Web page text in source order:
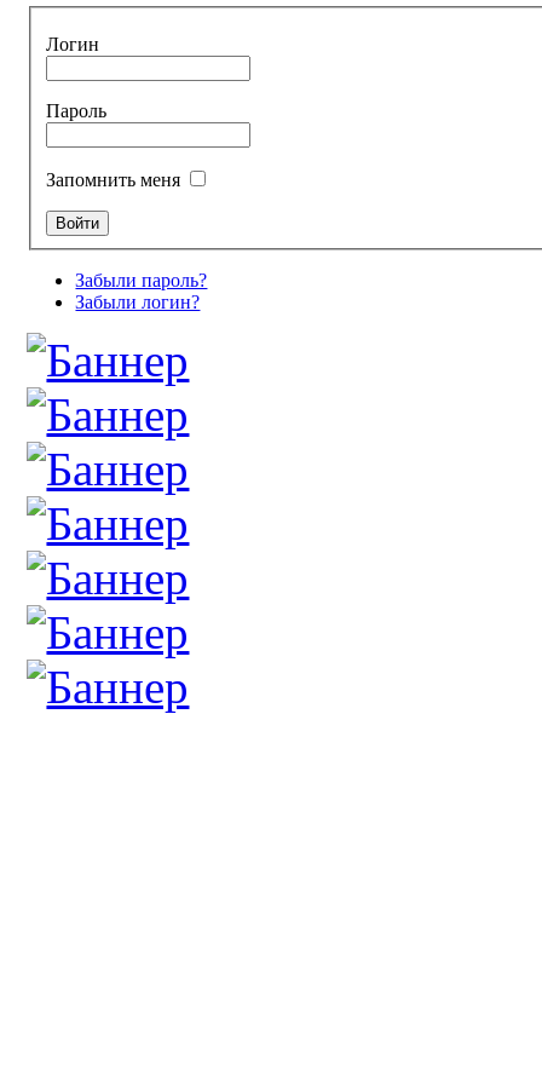
Логин
Пароль
Запомнить меня
Забыли пароль?
Забыли логин?